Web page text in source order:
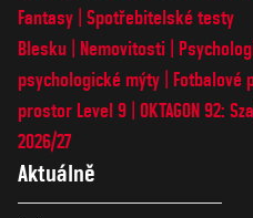
Fantasy Spotřebitelské testy
Blesku
Nemovitosti
psychologické mýty
Fotbalové
prostor Level 9 OKTAGON 92:
2026/27
Aktuálně